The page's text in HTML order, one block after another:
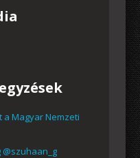
Magyar Nemzeti
@szuhaan_g